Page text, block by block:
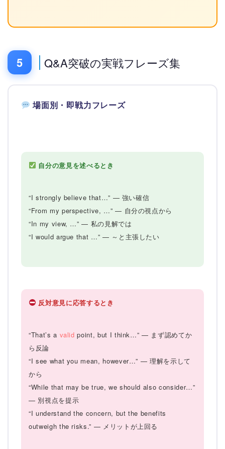
5 Q&A突破の実戦フレーズ集
場面別・即戦力フレーズ
自分の意見を述べるとき
“I strongly believe that…” — 強い確信
“From my perspective, …” — 自分の視点から
“In my view, …” — 私の見解では
“I would argue that …” — ～と主張したい
反対意見に応答するとき
“That’s a valid point, but I think…” — まず認めてか
ら反論
“I see what you mean, however…” — 理解を示して
から
“While that may be true, we should also consider…”
— 別視点を提示
“I understand the concern, but the benefits
outweigh the risks.” — メリットが上回る